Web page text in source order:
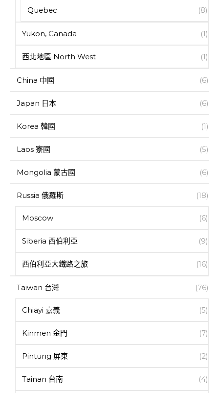
Quebec (8)
Yukon, Canada (1)
西北地區 North West (1)
China 中國 (6)
Japan 日本 (6)
Korea 韓國 (1)
Laos 寮國 (5)
Mongolia 蒙古國 (6)
Russia 俄羅斯 (18)
Moscow (6)
Siberia 西伯利亞 (9)
西伯利亞大鐵路之旅 (16)
Taiwan 台灣 (76)
Chiayi 嘉義 (5)
Kinmen 金門 (7)
Pintung 屏東 (2)
Tainan 台南 (4)